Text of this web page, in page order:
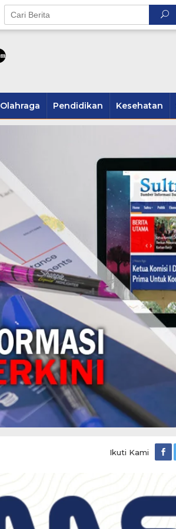
Olahraga Pendidikan Kesehatan
Ikuti Kami